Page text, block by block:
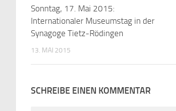
Sonntag, 17. Mai 2015:
Internationaler Museumstag in der
Synagoge Tietz-Rödingen
13. MAI 2015
SCHREIBE EINEN KOMMENTAR